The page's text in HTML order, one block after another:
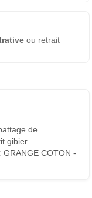
ou retrait
de
gibier
GRANGE COTON -